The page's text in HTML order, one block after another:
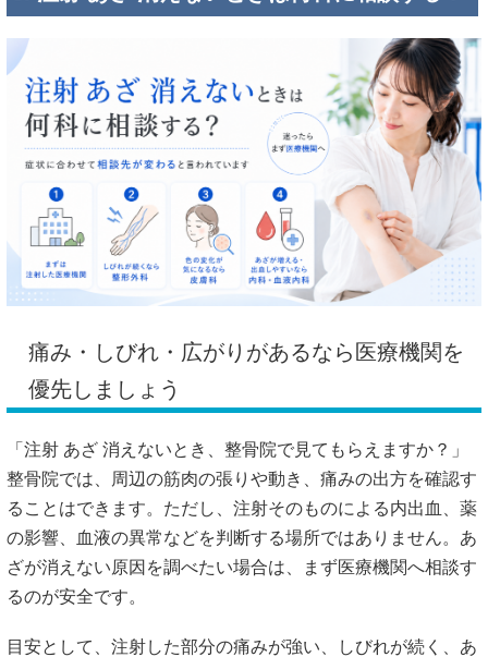
痛み・しびれ・広がりがあるなら医療機関を
優先しましょう
「注射 あざ 消えないとき、整骨院で見てもらえますか？」
整骨院では、周辺の筋肉の張りや動き、痛みの出方を確認す
ることはできます。ただし、注射そのものによる内出血、薬
の影響、血液の異常などを判断する場所ではありません。あ
ざが消えない原因を調べたい場合は、まず医療機関へ相談す
るのが安全です。
目安として、注射した部分の痛みが強い、しびれが続く、あ